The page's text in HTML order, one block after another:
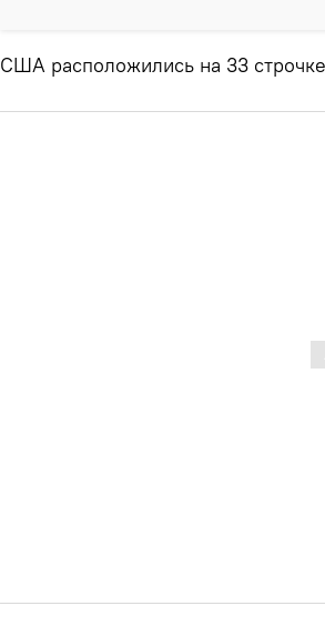
США расположились на 33